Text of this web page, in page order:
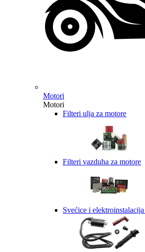
Motori
Motori
Filteri ulja za motore
Filteri vazduha za motore
Svećice i